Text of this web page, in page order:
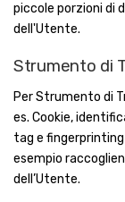
piccole porzioni di
dell'Utente.
Strumento di
Per Strumento di
es. Cookie,
tag e
esempio
dell’Utente.